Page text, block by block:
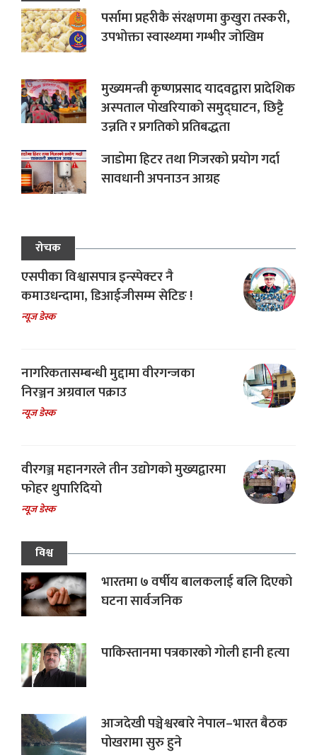
पर्सामा प्रहरीकै संरक्षणमा कुखुरा तस्करी,
उपभोक्ता स्वास्थ्यमा गम्भीर जोखिम
मुख्यमन्त्री कृष्णप्रसाद यादवद्वारा प्रादेशिक
अस्पताल पोखरियाको समुद्घाटन, छिट्टै
उन्नति र प्रगतिको प्रतिबद्धता
जाडोमा हिटर तथा गिजरको प्रयोग गर्दा
सावधानी अपनाउन आग्रह
रोचक
एसपीका विश्वासपात्र इन्स्पेक्टर नै
कमाउधन्दामा, डिआईजीसम्म सेटिङ !
न्यूज डेस्क
नागरिकतासम्बन्धी मुद्दामा वीरगन्जका
निरञ्जन अग्रवाल पक्राउ
न्यूज डेस्क
वीरगञ्ज महानगरले तीन उद्योगको मुख्यद्वारमा
फोहर थुपारिदियो
न्यूज डेस्क
विश्व
भारतमा ७ वर्षीय बालकलाई बलि दिएको
घटना सार्वजनिक
पाकिस्तानमा पत्रकारको गोली हानी हत्या
आजदेखी पञ्चेश्वरबारे नेपाल–भारत बैठक
पोखरामा सुरु हुने